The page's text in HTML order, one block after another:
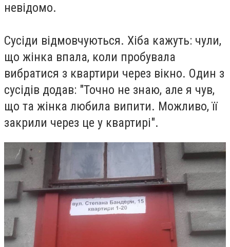
невідомо.
Сусіди відмовчуються. Хіба кажуть: чули,
що жінка впала, коли пробувала
вибратися з квартири через вікно. Один з
сусідів додав: "Точно не знаю, але я чув,
що та жінка любила випити. Можливо, її
закрили через це у квартирі".